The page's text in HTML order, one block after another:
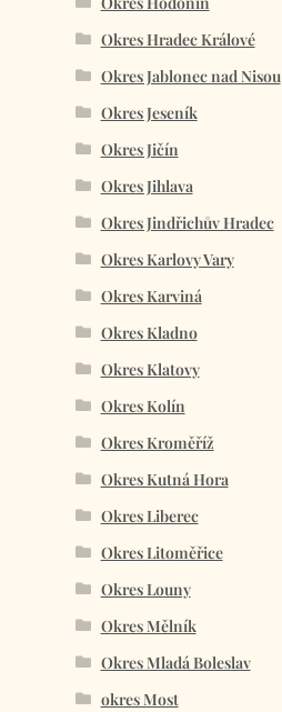
Okres Hradec Králové
Okres Jablonec nad Nisou
Okres Jeseník
Okres Jičín
Okres Jihlava
Okres Jindřichův Hradec
Okres Karlovy Vary
Okres Karviná
Okres Kladno
Okres Klatovy
Okres Kolín
Okres Kroměříž
Okres Kutná Hora
Okres Liberec
Okres Litoměřice
Okres Louny
Okres Mělník
Okres Mladá Boleslav
okres Most